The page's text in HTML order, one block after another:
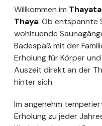
Willkommen im
Thaya. Ob entspannte
wohltuende
Badespaß mit der
Erholung für Körper
Auszeit direkt an der
hinter sich.
Im angenehm
Erholung zu jeder